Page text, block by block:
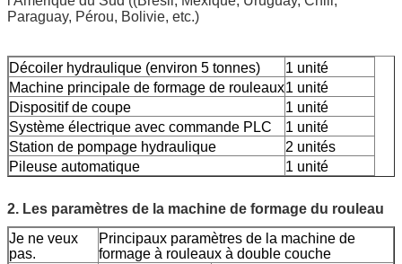
Paraguay, Pérou, Bolivie, etc.)
Décoiler hydraulique (environ 5 tonnes)
1 unité
Machine principale de formage de rouleaux1 unité
Dispositif de coupe
1 unité
Système électrique avec commande PLC
1 unité
Station de pompage hydraulique
2 unités
Pileuse automatique
1 unité
2. Les paramètres de la machine de formage du rouleau
Je ne veux
pas.
Principaux paramètres de la machine de
formage à rouleaux à double couche